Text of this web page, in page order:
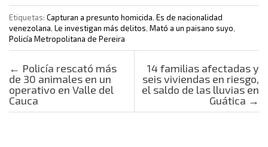
Etiquetas: Capturan a presunto homicida, Es de nacionalidad
venezolana, Le investigan más delitos, Mató a un paisano suyo,
Policía Metropolitana de Pereira
Post navigation
← Policía rescató más
de 30 animales en un
operativo en Valle del
Cauca
14 familias afectadas y
seis viviendas en riesgo,
el saldo de las lluvias en
Guática →